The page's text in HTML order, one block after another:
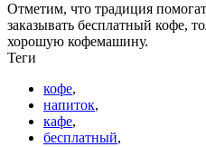
Отметим, что традиция
заказывать бесплатный кофе,
хорошую кофемашину.
Теги
кофе,
напиток,
кафе,
бесплатный,